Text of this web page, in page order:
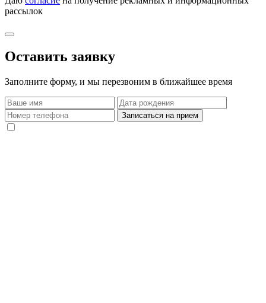
рассылок
Оставить заявку
Заполните форму, и мы перезвоним в ближайшее время